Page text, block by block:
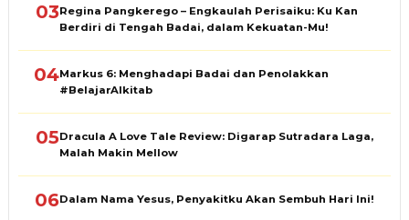
03Regina Pangkerego – Engkaulah Perisaiku: Ku Kan
Berdiri di Tengah Badai, dalam Kekuatan-Mu!
04Markus 6: Menghadapi Badai dan Penolakkan
#BelajarAlkitab
05Dracula A Love Tale Review: Digarap Sutradara Laga,
Malah Makin Mellow
06Dalam Nama Yesus, Penyakitku Akan Sembuh Hari Ini!